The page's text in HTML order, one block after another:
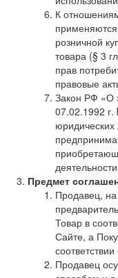
К
розничной
товара (§ 3
прав
правовые
Закон РФ «О
07.02.1992
Предмет
Продавец,
Товар в
Сайте, а
Продавец